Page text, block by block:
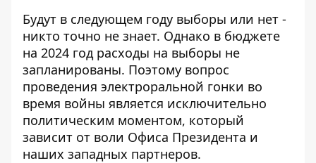
Будут в следующем году выборы или нет -
никто точно не знает. Однако в бюджете
на 2024 год расходы на выборы не
запланированы. Поэтому вопрос
проведения электроральной гонки во
время войны является исключительно
политическим моментом, который
зависит от воли Офиса Президента и
наших западных партнеров.